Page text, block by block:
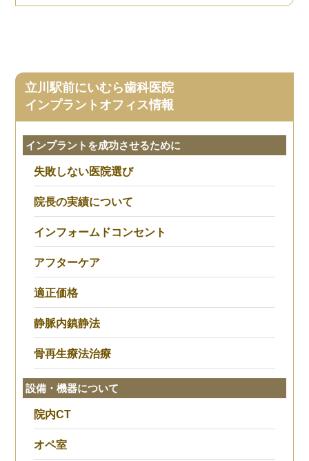
立川駅前にいむら歯科医院
インプラントオフィス情報
インプラントを成功させるために
失敗しない医院選び
院長の実績について
インフォームドコンセント
アフターケア
適正価格
静脈内鎮静法
骨再生療法治療
設備・機器について
院内CT
オペ室